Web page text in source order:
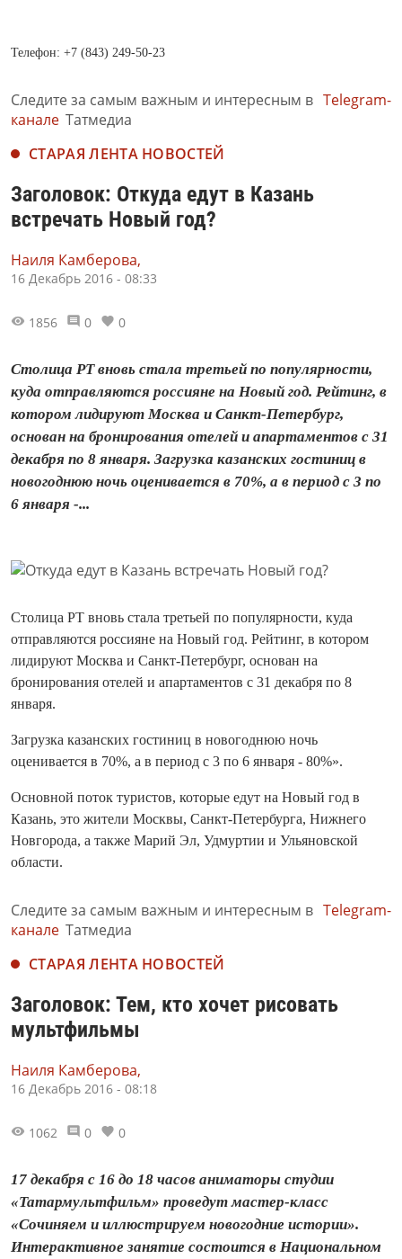
Телефон: +7 (843) 249-50-23
Следите за самым важным и интересным в Telegram-
канале Татмедиа
СТАРАЯ ЛЕНТА НОВОСТЕЙ
Заголовок: Откуда едут в Казань
встречать Новый год?
Наиля Камберова,
16 Декабрь 2016 - 08:33
1856 0 0
Столица РТ вновь стала третьей по популярности,
куда отправляются россияне на Новый год. Рейтинг, в
котором лидируют Москва и Санкт-Петербург,
основан на бронирования отелей и апартаментов с 31
декабря по 8 января. Загрузка казанских гостиниц в
новогоднюю ночь оценивается в 70%, а в период с 3 по
6 января -...
Столица РТ вновь стала третьей по популярности, куда
отправляются россияне на Новый год. Рейтинг, в котором
лидируют Москва и Санкт-Петербург, основан на
бронирования отелей и апартаментов с 31 декабря по 8
января.
Загрузка казанских гостиниц в новогоднюю ночь
оценивается в 70%, а в период с 3 по 6 января - 80%».
Основной поток туристов, которые едут на Новый год в
Казань, это жители Москвы, Санкт-Петербурга, Нижнего
Новгорода, а также Марий Эл, Удмуртии и Ульяновской
области.
Следите за самым важным и интересным в Telegram-
канале Татмедиа
СТАРАЯ ЛЕНТА НОВОСТЕЙ
Заголовок: Тем, кто хочет рисовать
мультфильмы
Наиля Камберова,
16 Декабрь 2016 - 08:18
1062 0 0
17 декабря с 16 до 18 часов аниматоры студии
«Татармультфильм» проведут мастер-класс
«Сочиняем и иллюстрируем новогодние истории».
Интерактивное занятие состоится в Национальном